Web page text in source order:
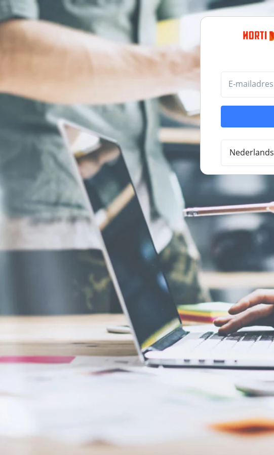
E-mailadres
Nederlands